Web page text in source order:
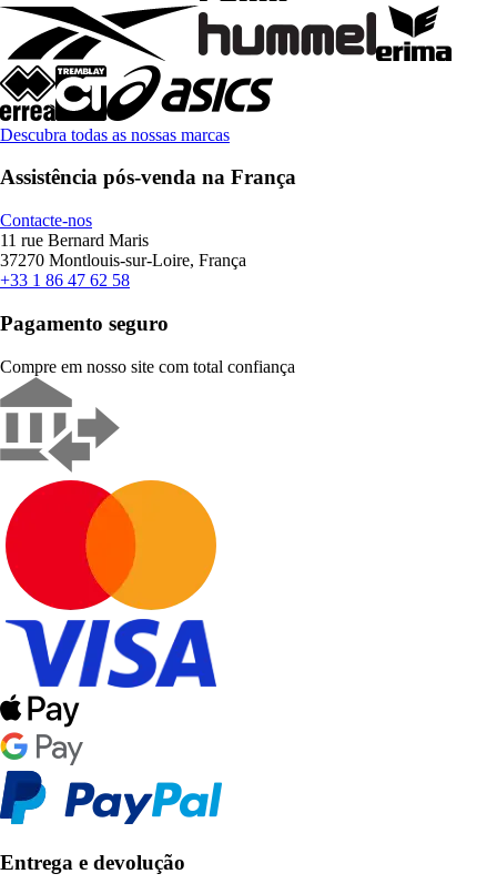
Descubra todas as nossas marcas
Assistência pós-venda na França
Contacte-nos
11 rue Bernard Maris
37270 Montlouis-sur-Loire, França
+33 1 86 47 62 58
Pagamento seguro
Compre em nosso site com total confiança
Entrega e devolução